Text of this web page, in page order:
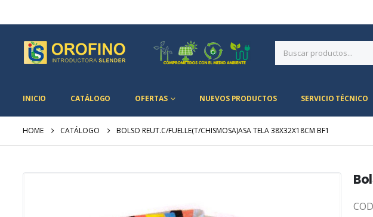
INICIO CATÁLOGO OFERTAS NUEVOS PRODUCTOS SERVICIO TÉCNICO
HOME CATÁLOGO BOLSO REUT.C/FUELLE(T/CHISMOSA)ASA TELA 38X32X18CM BF1